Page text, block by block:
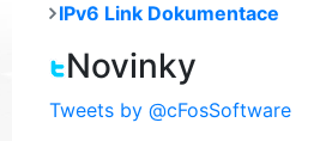
IPv6 Link Dokumentace
Novinky
Tweets by @cFosSoftware